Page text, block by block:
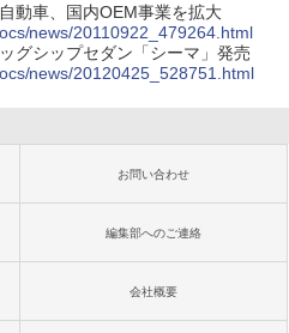
動車、国内OEM事業を拡大
news/20110922_479264.html
グシップセダン「シーマ」発売
news/20120425_528751.html
お問い合わせ
編集部へのご連絡
会社概要